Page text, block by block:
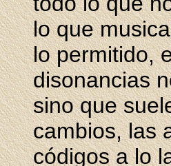
lo que
lo permitido,
disonancias
sino que
cambios, las
códigos a lo